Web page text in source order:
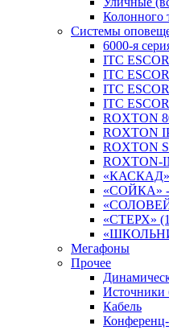
Колонного
Системы
6000-я
ITC
ITC
ITC
ITC
ROXTON
ROXTON
ROXTON
ROXTON-
«СОЙКА» -
«СТЕРХ»
Мегафоны
Прочее
Источники
Кабель